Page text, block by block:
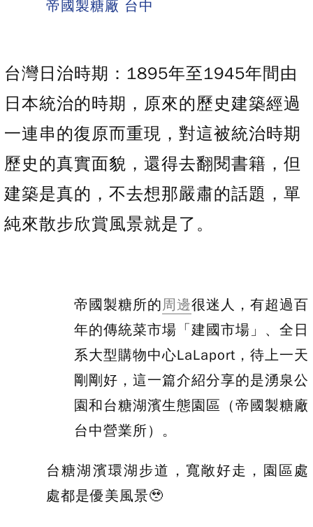
台灣日治時期：1895年至1945年間由
日本統治的時期，原來的歷史建築經過
一連串的復原而重現，對這被統治時期
歷史的真實面貌，還得去翻閱書籍，但
建築是真的，不去想那嚴肅的話題，單
純來散步欣賞風景就是了。
帝國製糖所的周邊很迷人，有超過百
年的傳統菜市場「建國市場」、全日
系大型購物中心LaLaport，待上一天
剛剛好，這一篇介紹分享的是湧泉公
園和台糖湖濱生態園區（帝國製糖廠
台中營業所）。
台糖湖濱環湖步道，寬敞好走，園區處
處都是優美風景🥹